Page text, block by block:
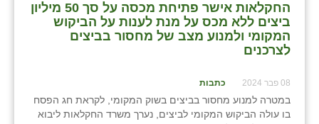
החקלאות אישר פתיחת מכסה על סך 50 מיליון
ביצים ללא מכס על מנת לענות על הביקוש
המקומי ולמנוע מצב של מחסור בביצים
לצרכנים
08 פבר 2024 כתבות
במטרה למנוע מחסור בביצים בשוק המקומי, לקראת חג הפסח
בו עולה הביקוש המקומי לביצים, נערך משרד החקלאות ליבוא